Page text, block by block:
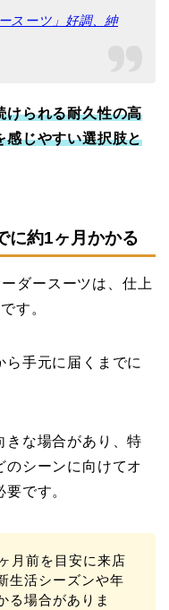
スーツ」好調、紳
けられる耐久性の高
感じやすい選択肢と
に約1ヶ月かかる
ダースーツは、仕上
す。
手元に届くまでに
きな場合があり、特
のシーンに向けてオ
です。
月前を目安に来店
生活シーズンや年
る場合がありま